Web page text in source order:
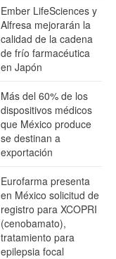
Ember LifeSciences y
Alfresa mejorarán la
calidad de la cadena
de frío farmacéutica
en Japón
Más del 60% de los
dispositivos médicos
que México produce
se destinan a
exportación
Eurofarma presenta
en México solicitud de
registro para XCOPRI
(cenobamato),
tratamiento para
epilepsia focal